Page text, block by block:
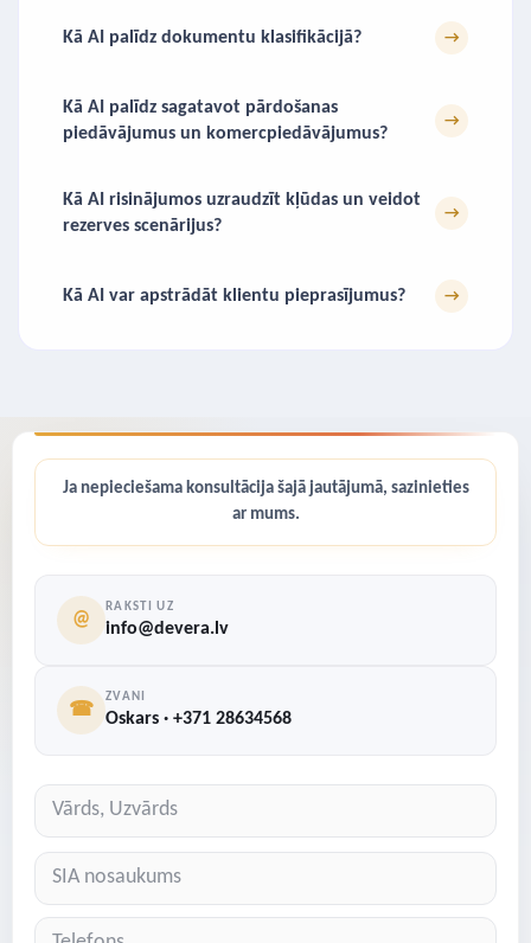
Kā AI palīdz dokumentu klasifikācijā? →
Kā AI palīdz sagatavot pārdošanas
piedāvājumus un komercpiedāvājumus?
→
Kā AI risinājumos uzraudzīt kļūdas un veidot
rezerves scenārijus?
→
Kā AI var apstrādāt klientu pieprasījumus? →
Ja nepieciešama konsultācija šajā jautājumā, sazinieties
ar mums.
@
RAKSTI UZ
info@devera.lv
☎
ZVANI
Oskars · +371 28634568